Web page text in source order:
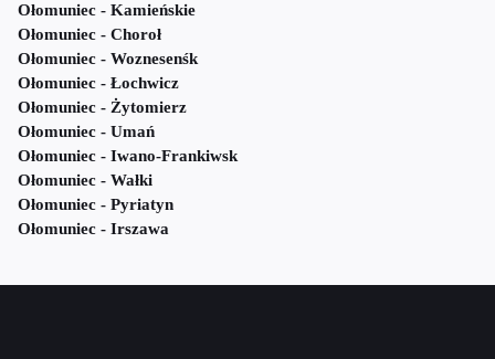
Ołomuniec - Kamieńskie
Ołomuniec - Choroł
Ołomuniec - Woznesenśk
Ołomuniec - Łochwicz
Ołomuniec - Żytomierz
Ołomuniec - Umań
Ołomuniec - Iwano-Frankiwsk
Ołomuniec - Wałki
Ołomuniec - Pyriatyn
Ołomuniec - Irszawa